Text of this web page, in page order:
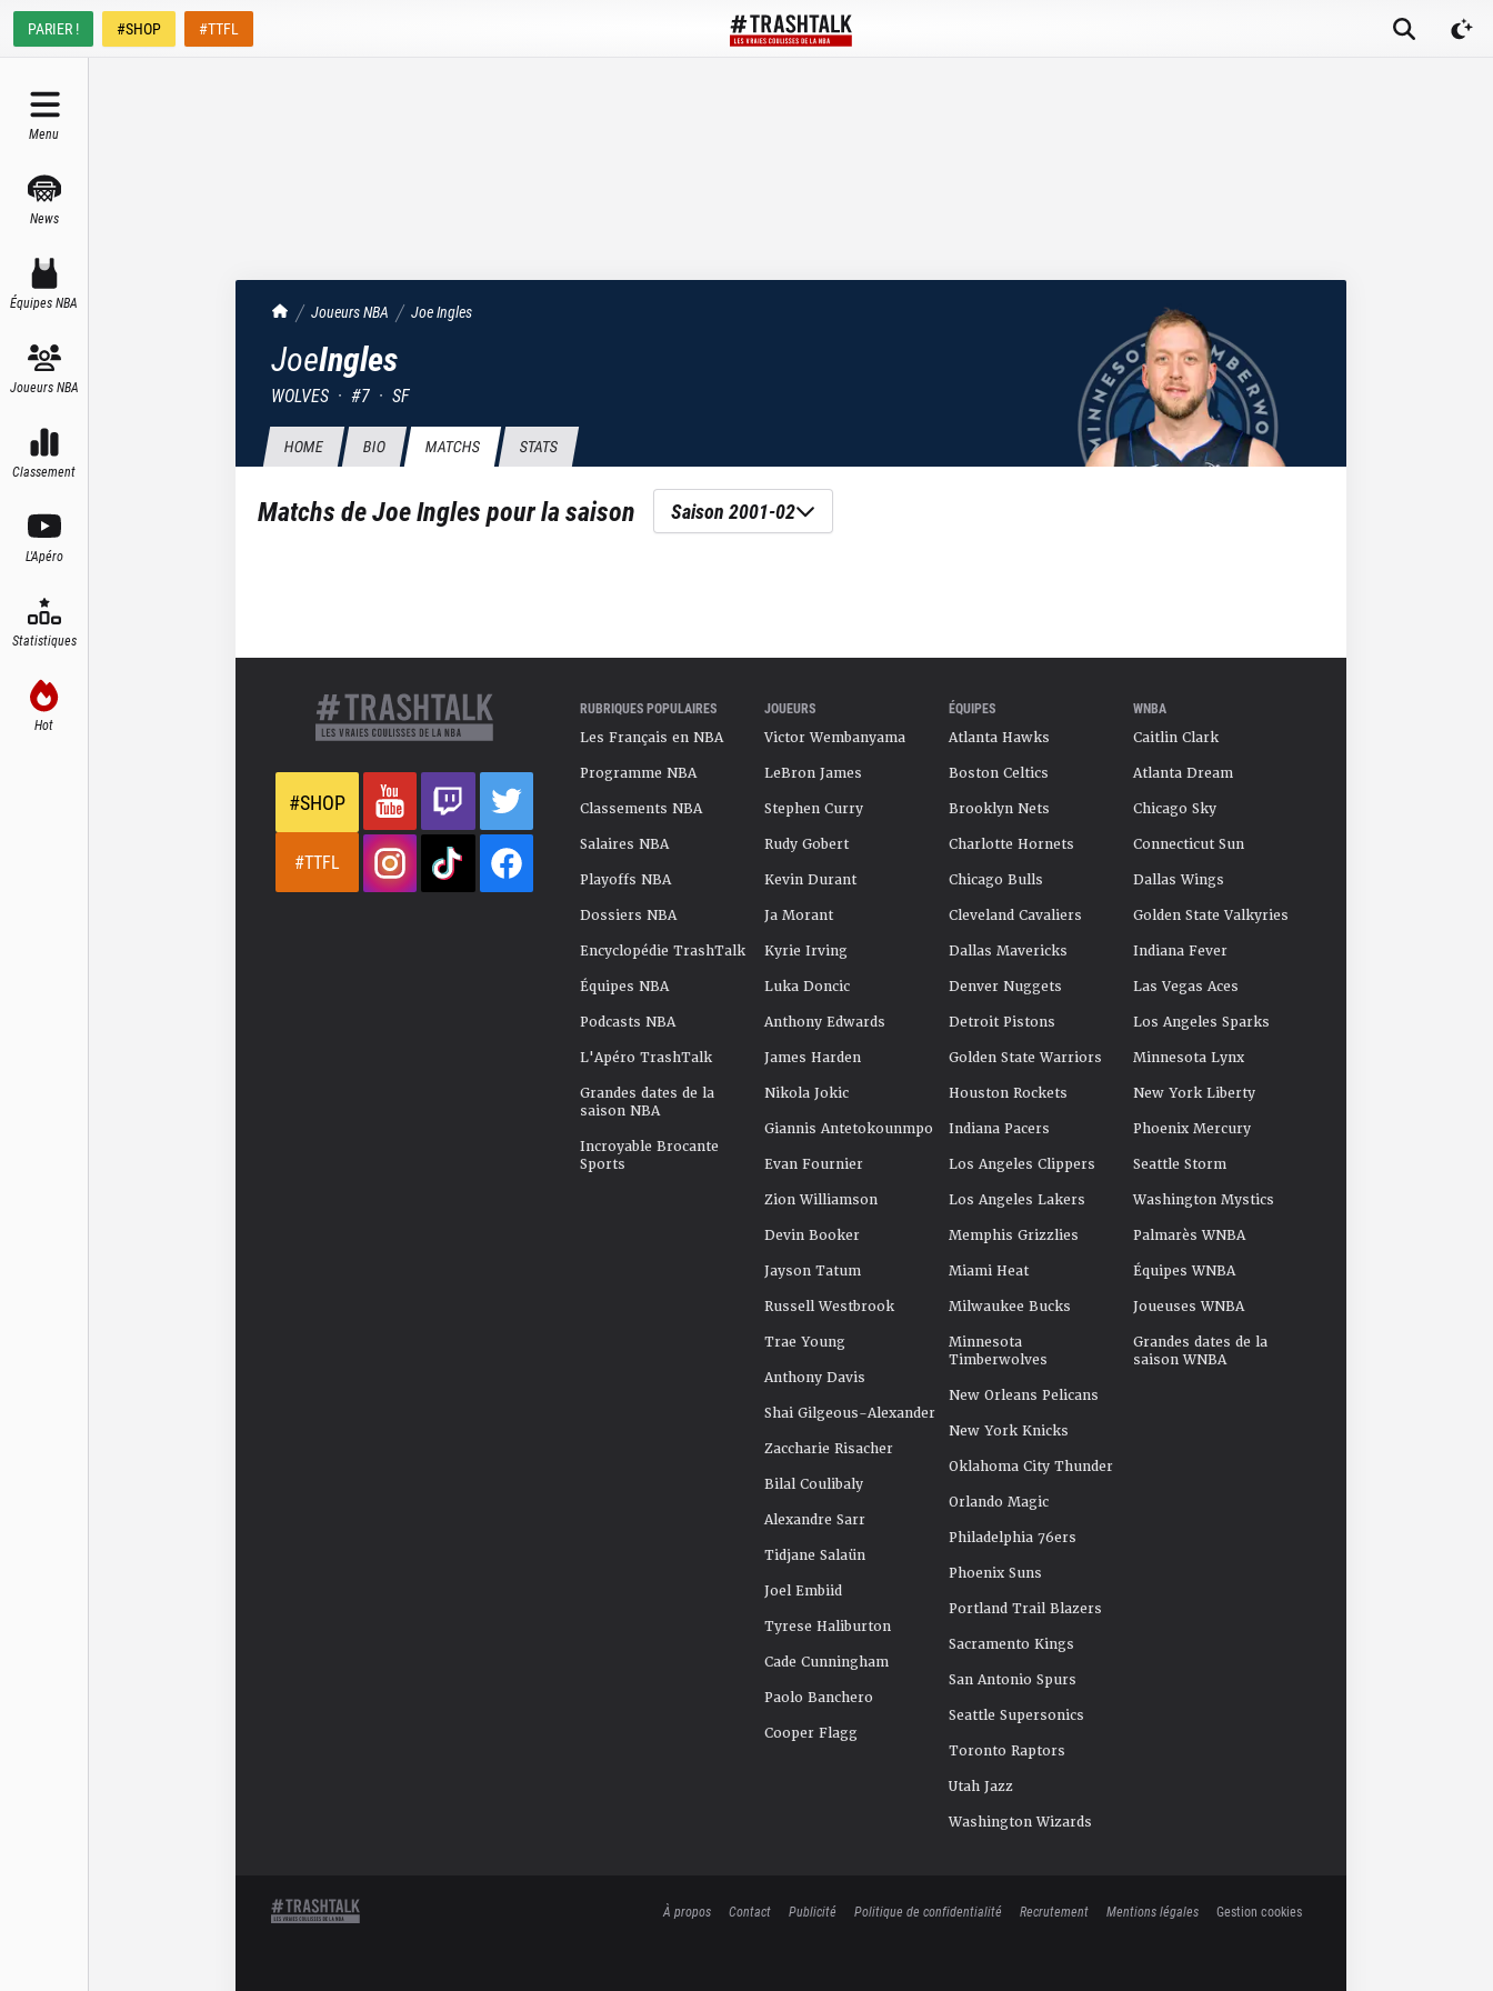
PARIER ! #SHOP #TTFL
Menu
News
Équipes NBA
Joueurs NBA
Classement
L'Apéro
Statistiques
Hot
TrashTalk Actu NBA
Joueurs NBA JoeIngles
JoeIngles
WOLVES · #7 · SF
HOME BIO MATCHS STATS
Matchs deJoe Inglespour la saison Saison 2001-02
#SHOP
#TTFL
RUBRIQUES POPULAIRES
Les Français en NBA
Programme NBA
Classements NBA
Salaires NBA
Playoffs NBA
Dossiers NBA
Encyclopédie TrashTalk
Équipes NBA
Podcasts NBA
L'Apéro TrashTalk
Grandes dates de la
saison NBA
Incroyable Brocante
Sports
JOUEURS
Victor Wembanyama
LeBron James
Stephen Curry
Rudy Gobert
Kevin Durant
Ja Morant
Kyrie Irving
Luka Doncic
Anthony Edwards
James Harden
Nikola Jokic
Giannis Antetokounmpo
Evan Fournier
Zion Williamson
Devin Booker
Jayson Tatum
Russell Westbrook
Trae Young
Anthony Davis
Shai Gilgeous-Alexander
Zaccharie Risacher
Bilal Coulibaly
Alexandre Sarr
Tidjane Salaün
Joel Embiid
Tyrese Haliburton
Cade Cunningham
Paolo Banchero
Cooper Flagg
ÉQUIPES
Atlanta Hawks
Boston Celtics
Brooklyn Nets
Charlotte Hornets
Chicago Bulls
Cleveland Cavaliers
Dallas Mavericks
Denver Nuggets
Detroit Pistons
Golden State Warriors
Houston Rockets
Indiana Pacers
Los Angeles Clippers
Los Angeles Lakers
Memphis Grizzlies
Miami Heat
Milwaukee Bucks
Minnesota
Timberwolves
New Orleans Pelicans
New York Knicks
Oklahoma City Thunder
Orlando Magic
Philadelphia 76ers
Phoenix Suns
Portland Trail Blazers
Sacramento Kings
San Antonio Spurs
Seattle Supersonics
Toronto Raptors
Utah Jazz
Washington Wizards
WNBA
Caitlin Clark
Atlanta Dream
Chicago Sky
Connecticut Sun
Dallas Wings
Golden State Valkyries
Indiana Fever
Las Vegas Aces
Los Angeles Sparks
Minnesota Lynx
New York Liberty
Phoenix Mercury
Seattle Storm
Washington Mystics
Palmarès WNBA
Équipes WNBA
Joueuses WNBA
Grandes dates de la
saison WNBA
À propos Contact Publicité Politique de confidentialité Recrutement Mentions légales Gestion cookies